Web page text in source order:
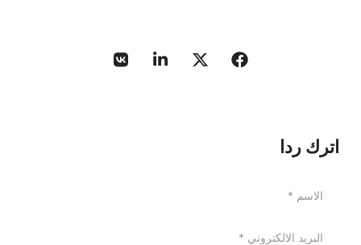
اترك ردا